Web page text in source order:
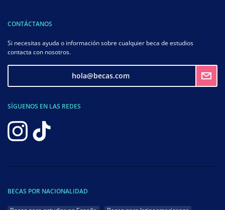
CONTÁCTANOS
Si necesitas ayuda o información sobre cualquier beca de estudios
contacta con nosotros.
hola@becas.com
SÍGUENOS EN LAS REDES
BECAS POR NACIONALIDAD